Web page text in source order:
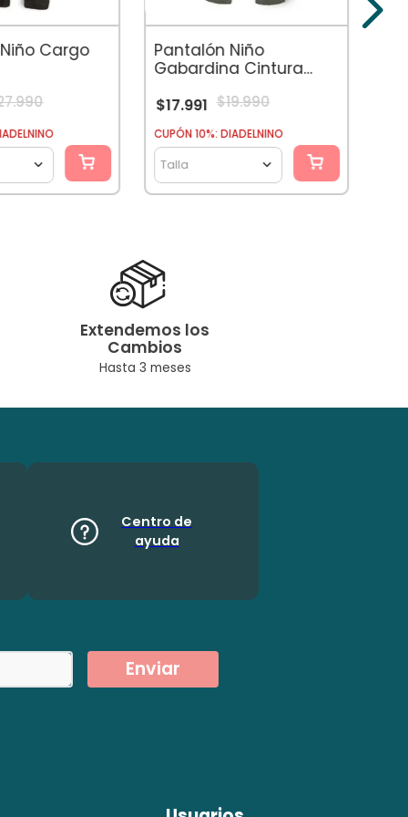
Cargo
.990
Pantalón Niño
Gabardina Cintura
$17.991 $19.990
CUPÓN 10%: DIADELNINO
Talla
Extendemos los
Cambios
Hasta 3 meses
Centro de
ayuda
Enviar